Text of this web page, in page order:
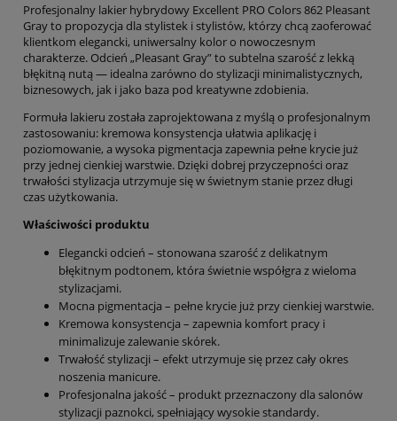
Profesjonalny lakier hybrydowy Excellent PRO Colors 862 Pleasant
Gray to propozycja dla stylistek i stylistów, którzy chcą zaoferować
klientkom elegancki, uniwersalny kolor o nowoczesnym
charakterze. Odcień „Pleasant Gray” to subtelna szarość z lekką
błękitną nutą — idealna zarówno do stylizacji minimalistycznych,
biznesowych, jak i jako baza pod kreatywne zdobienia.
Formuła lakieru została zaprojektowana z myślą o profesjonalnym
zastosowaniu: kremowa konsystencja ułatwia aplikację i
poziomowanie, a wysoka pigmentacja zapewnia pełne krycie już
przy jednej cienkiej warstwie. Dzięki dobrej przyczepności oraz
trwałości stylizacja utrzymuje się w świetnym stanie przez długi
czas użytkowania.
Właściwości produktu
Elegancki odcień – stonowana szarość z delikatnym
błękitnym podtonem, która świetnie współgra z wieloma
stylizacjami.
Mocna pigmentacja – pełne krycie już przy cienkiej warstwie.
Kremowa konsystencja – zapewnia komfort pracy i
minimalizuje zalewanie skórek.
Trwałość stylizacji – efekt utrzymuje się przez cały okres
noszenia manicure.
Profesjonalna jakość – produkt przeznaczony dla salonów
stylizacji paznokci, spełniający wysokie standardy.